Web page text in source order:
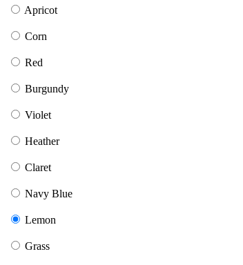
Apricot
Corn
Red
Burgundy
Violet
Heather
Claret
Navy Blue
Lemon
Grass